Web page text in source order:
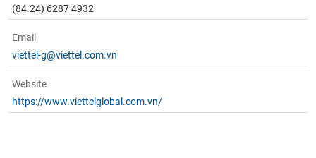
(84.24) 6287 4932
Email
viettel-g@viettel.com.vn
Website
https://www.viettelglobal.com.vn/